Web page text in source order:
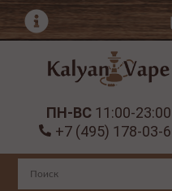
ПН-ВС 11:00-23:00
+7 (495) 178-03-